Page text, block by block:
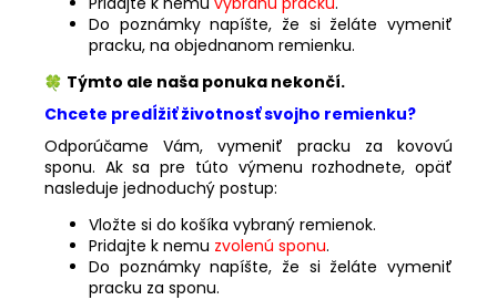
Do poznámky napíšte, že si želáte vymeniť
pracku, na objednanom remienku.
Týmto ale naša ponuka nekončí.
Chcete predĺžiť životnosť svojho remienku?
Odporúčame Vám, vymeniť pracku za kovovú
sponu. Ak sa pre túto výmenu rozhodnete, opäť
nasleduje jednoduchý postup:
Vložte si do košíka vybraný remienok.
Pridajte k nemu zvolenú sponu.
Do poznámky napíšte, že si želáte vymeniť
pracku za sponu.